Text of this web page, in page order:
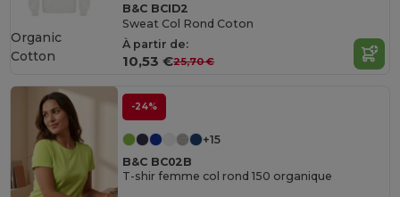
B&C BCID2
Sweat Col Rond Coton
À partir de:
10,53 €25,70 €
Organic
Cotton
-24%
+15
B&C BC02B
T-shir femme col rond 150 organique